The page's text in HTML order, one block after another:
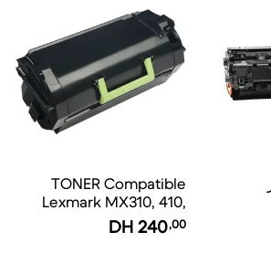
TONER Compatible
Lexmark MX310, 410,
510, 511, 610, 611
240,00